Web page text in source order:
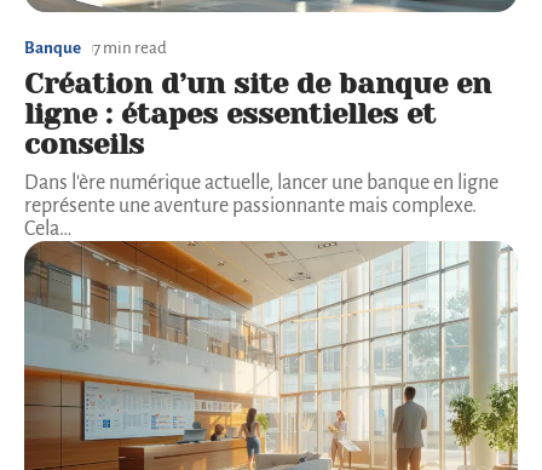
Banque 7 min read
Création d’un site de banque en
ligne : étapes essentielles et
conseils
Dans l'ère numérique actuelle, lancer une banque en ligne
représente une aventure passionnante mais complexe.
Cela…